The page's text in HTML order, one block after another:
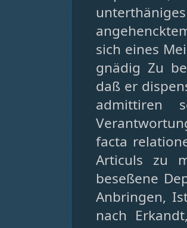
sich eines
gnädig Zu
daß er
admittiren
facta
Articuls zu
beseßene
Anbringen,
nach